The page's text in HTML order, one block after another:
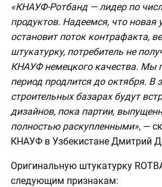
«КНАУФ-Ротбанд — лидер по
продуктов. Надеемся, что новая
остановит поток контрафакта,
штукатурку, потребитель не
КНАУФ немецкого качества. Мы
период продлится до октября. В
строительных базарах будут
дизайнов, пока партии,
полностью раскупленными», —
КНАУФ в Узбекистане Дмитрий
Оригинальную штукатурку
следующим признакам: